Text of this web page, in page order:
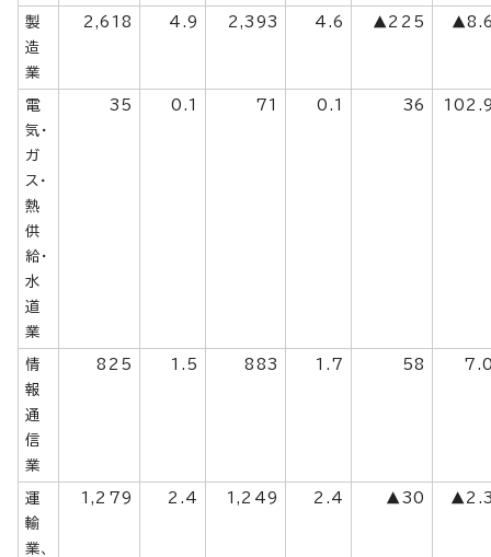
製
造
業
2,618 4.9 2,393 4.6 ▲225
電
気・
ガ
ス・
熱
供
給・
水
道
業
35 0.1 71 0.1 36
情
報
通
信
業
825 1.5 883 1.7 58
運
輸
業、
1,279 2.4 1,249 2.4 ▲30